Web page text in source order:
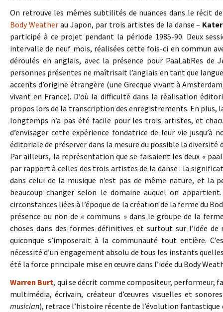
On retrouve les mêmes subtilités de nuances dans le récit
Body Weatherau Japon, par trois artistes de la danse –
participé à ce projet pendant la période 1985-90. Deux
intervalle de neuf mois, réalisées cette fois-ci en commun
déroulés en anglais, avec la présence pour PaaLabRes de
personnes présentes ne maîtrisait l’anglais en tant que
accents d’origine étrangère (une Grecque vivant à
vivant en France). D’où la difficulté dans la réalisation
propos lors de la transcription des enregistrements. En plus,
longtemps n’a pas été facile pour les trois artistes, et
d’envisager cette expérience fondatrice de leur vie jusqu’à
éditoriale de préserver dans la mesure du possible la
Par ailleurs, la représentation que se faisaient les deux «
par rapport à celles des trois artistes de la danse : la
dans celui de la musique n’est pas de même nature, et la
beaucoup changer selon le domaine auquel on
circonstances liées à l’époque de la création de la ferme du
présence ou non de « communs » dans le groupe de la
choses dans des formes définitives et surtout sur l’idée
quiconque s’imposerait à la communauté tout entière.
nécessité d’un engagement absolu de tous les instants
été la force principale mise en œuvre dans l’idée du Body
Warren Burt, qui se décrit comme compositeur, performeur,
multimédia, écrivain, créateur d’œuvres visuelles et
musician), retrace l’histoire récente de l’évolution